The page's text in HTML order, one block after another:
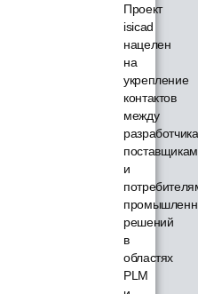
Проект
isicad
нацелен
на
укрепление
контактов
между
и
решений
в
областях
PLM